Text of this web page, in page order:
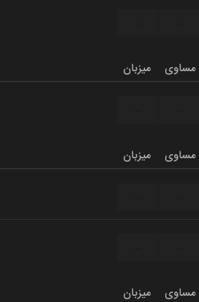
میزبان مساوی
میزبان مساوی
میزبان مساوی